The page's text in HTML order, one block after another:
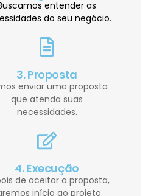
entender as
do seu negócio.
3. Proposta
enviar uma proposta
que atenda suas
necessidades.
4. Execução
de aceitar a proposta,
início ao projeto.